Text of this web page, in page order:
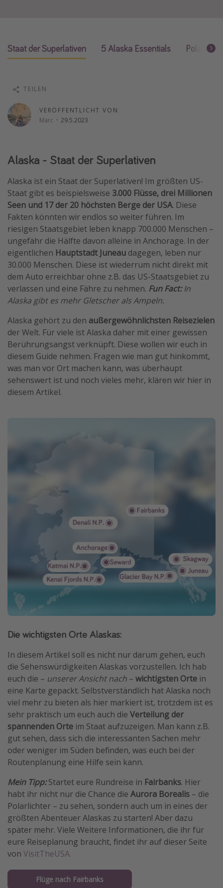
Gruppenreisen
Hotels in Amsterdam
Hotels am Achensee
Reise Journal
Familienurlaub in der Türkei
Rundreisen in Thailand
Bahnreisen in der Schweiz
Reisepassfreie Reiseziele
Travel Know How
Silvesterreisen
Last Minute Urlaub Mallorca
Last Minute Urlaub Deutschland
Staat der Superlativen 5 Alaska Essentials
VERÖFFENTLICHT VON
Marc · 29.5.2023
TEILEN
Alaska - Staat der Superlativen
Alaska ist ein Staat der Superlativen! Im größten US-
Staat gibt es beispielsweise 3.000 Flüsse, drei Millionen
Seen und 17 der 20 höchsten Berge der USA. Diese
Fakten könnten wir endlos so weiter führen. Im
riesigen Staatsgebiet leben knapp 700.000 Menschen –
ungefähr die Hälfte davon alleine in Anchorage. In der
eigentlichen Hauptstadt Juneau dagegen, leben nur
30.000 Menschen. Diese ist wiederrum nicht direkt mit
dem Auto erreichbar ohne z.B. das US-Staatsgebiet zu
verlassen und eine Fähre zu nehmen. Fun Fact: In
Alaska gibt es mehr Gletscher als Ampeln.
Alaska gehört zu den außergewöhnlichsten Reisezielen
der Welt. Für viele ist Alaska daher mit einer gewissen
Berührungsangst verknüpft. Diese wollen wir euch in
diesem Guide nehmen. Fragen wie man gut hinkommt,
was man vor Ort machen kann, was überhaupt
sehenswert ist und noch vieles mehr, klären wir hier in
diesem Artikel.
Die wichtigsten Orte Alaskas:
In diesem Artikel soll es nicht nur darum gehen, euch
die Sehenswürdigkeiten Alaskas vorzustellen. Ich hab
euch die – unserer Ansicht nach – wichtigsten Orte in
eine Karte gepackt. Selbstverständlich hat Alaska noch
viel mehr zu bieten als hier markiert ist, trotzdem ist es
sehr praktisch um euch auch die Verteilung der
spannenden Orte im Staat aufzuzeigen. Man kann z.B.
gut sehen, dass sich die interessanten Sachen mehr
oder weniger im Süden befinden, was euch bei der
Routenplanung eine Hilfe sein kann.
Mein Tipp:Startet eure Rundreise in Fairbanks. Hier
habt ihr nicht nur die Chance die Aurora Borealis – die
Polarlichter – zu sehen, sondern auch um in eines der
größten Abenteuer Alaskas zu starten! Aber dazu
später mehr. Viele Weitere Informationen, die ihr für
eure Reiseplanung braucht, findet ihr auf dieser Seite
von VisitTheUSA.
Flüge nach Fairbanks